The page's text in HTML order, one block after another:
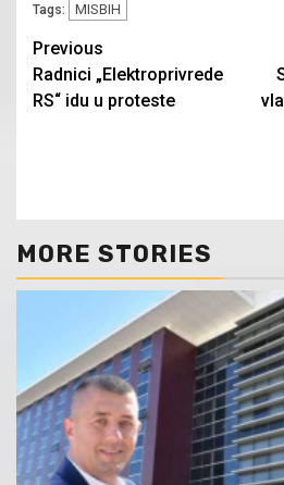
Tags: MISBIH
Continue
Reading
Previous
Radnici „Elektroprivrede
RS“ idu u proteste
MORE STORIES